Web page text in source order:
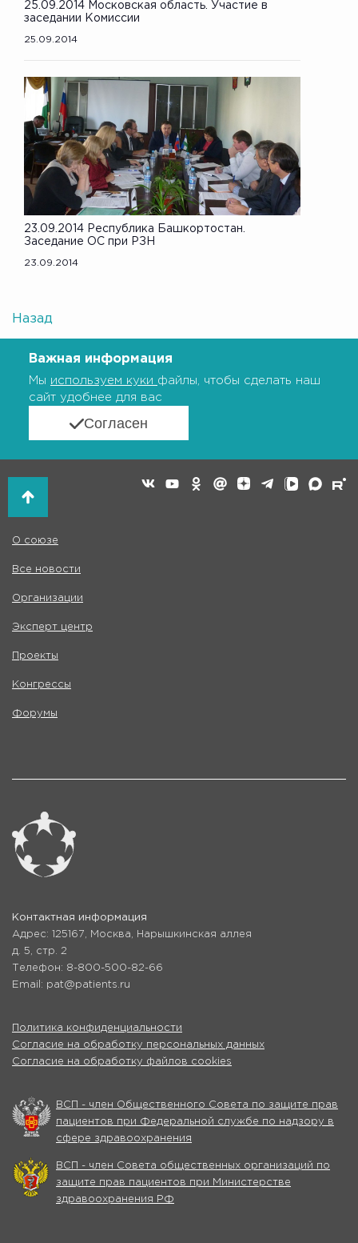
25.09.2014 Московская область. Участие в
заседании Комиссии
25.09.2014
23.09.2014 Республика Башкортостан.
Заседание ОС при РЗН
23.09.2014
Назад
Важная информация
Мы используем куки файлы, чтобы сделать наш
сайт удобнее для вас
Согласен
О союзе
Все новости
Организации
Эксперт центр
Проекты
Конгрессы
Форумы
Контактная информация
Адрес: 125167, Москва, Нарышкинская аллея
д. 5, стр. 2
Телефон: 8-800-500-82-66
Email: pat@patients.ru
Политика конфиденциальности
Согласие на обработку персональных данных
Согласие на обработку файлов cookies
ВСП - член Общественного Совета по защите прав
пациентов при Федеральной службе по надзору в
сфере здравоохранения
ВСП - член Совета общественных организаций по
защите прав пациентов при Министерстве
здравоохранения РФ